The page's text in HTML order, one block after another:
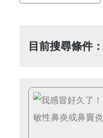
目前搜尋條件：